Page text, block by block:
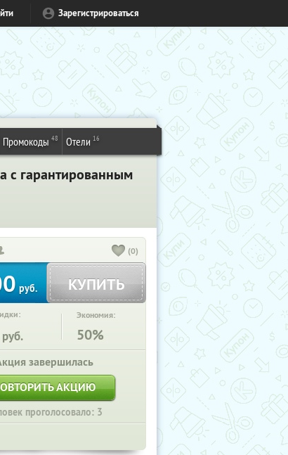
Зарегистрироваться
Промокоды 48 Отели 16
с гарантированным
(0)
руб. КУПИТЬ
руб.
Экономия:
50%
завершилась
АКЦИЮ
проголосовало: 3